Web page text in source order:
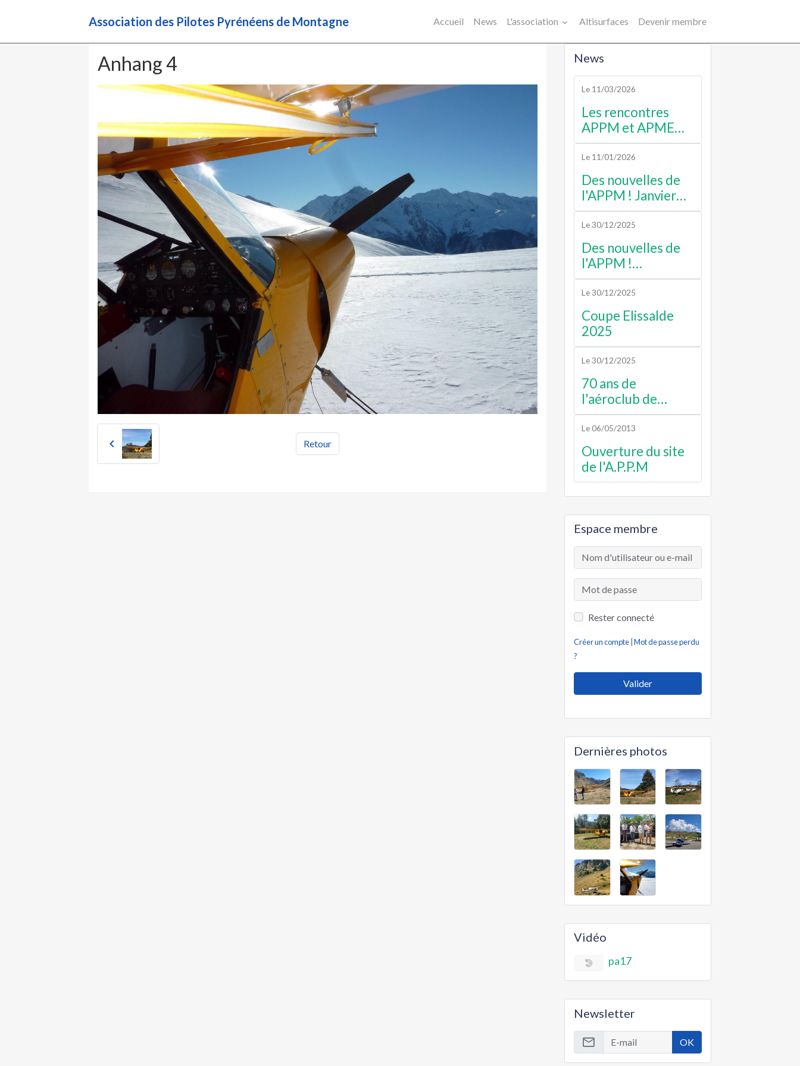
Association des Pilotes Pyrénéens de Montagne Accueil News L'association Altisurfaces Devenir membre
Anhang 4
Retour
News
Le 11/03/2026
Les rencontres
APPM et APME
2026
Le 11/01/2026
Des nouvelles de
l'APPM ! Janvier
2026
Le 30/12/2025
Des nouvelles de
l'APPM !
Septembre 2025
Le 30/12/2025
Coupe Elissalde
2025
Le 30/12/2025
70 ans de
l'aéroclub de
luchon
Le 06/05/2013
Ouverture du site
de l'A.P.P.M
Espace membre
Rester connecté
Créer un compte |Mot de passe perdu
?
Valider
Dernières photos
Vidéo
pa17
Newsletter
OK